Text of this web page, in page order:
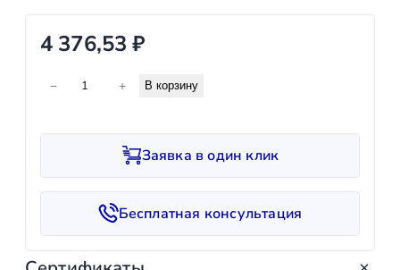
4 376,53₽
е
в
− + В корзину
Заявка в один клик
Бесплатная консультация